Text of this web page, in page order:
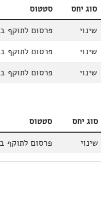
סוג יחס
סטטוס
שינוי
פרסום לתוקף
שינוי
פרסום לתוקף
שינוי פרסום לתוקף
סוג יחס
סטטוס
שינוי פרסום לתוקף